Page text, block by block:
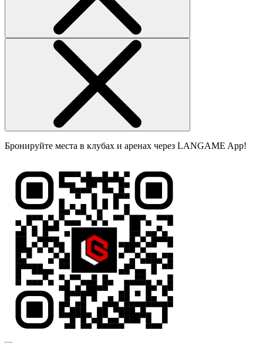
Бронируйте места в клубах и аренах через LANGAME App!